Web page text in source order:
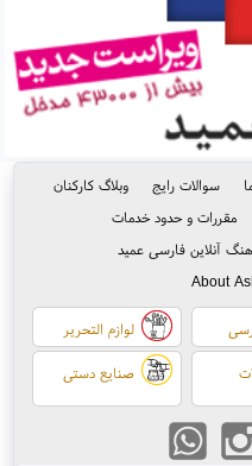
سوالات رایج
وبلاگ کارکنان
مقررات و حدود خدمات
آنلاین فارسی عمید
About
لوازم التحریر
صنایع دستی